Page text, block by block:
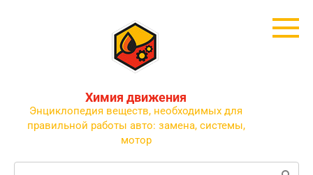
Химия движения
Энциклопедия веществ, необходимых для
правильной работы авто: замена, системы,
мотор
Поиск: